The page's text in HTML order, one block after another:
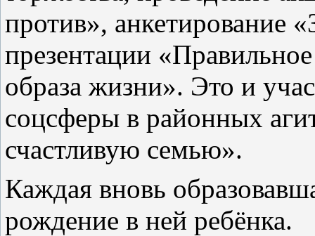
против», анкетирование
презентации
образа жизни». Это и
соцсферы в районных
счастливую семью».
Каждая вновь
рождение в ней ребёнка.